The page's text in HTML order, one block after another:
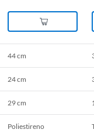
44 cm
24 cm
29 cm
Poliestireno